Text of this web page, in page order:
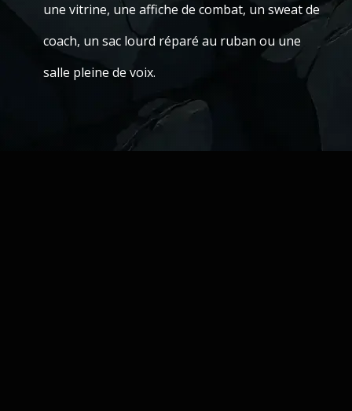
une vitrine, une affiche de combat, un sweat de
coach, un sac lourd réparé au ruban ou une
salle pleine de voix.